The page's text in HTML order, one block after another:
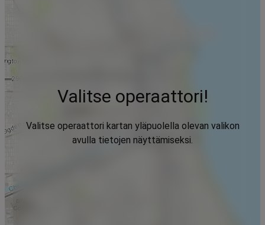
Valitse operaattori!
Valitse operaattori kartan yläpuolella olevan valikon
avulla tietojen näyttämiseksi.